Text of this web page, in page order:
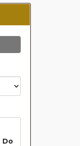
Do